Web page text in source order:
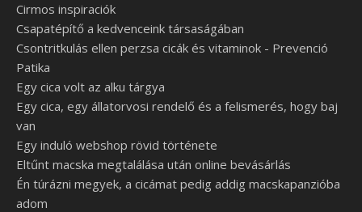
Cirmos inspiraciók
Csapatépítő a kedvenceink társaságában
Csontritkulás ellen perzsa cicák és vitaminok - Prevenció
Patika
Egy cica volt az alku tárgya
Egy cica, egy állatorvosi rendelő és a felismerés, hogy baj
van
Egy induló webshop rövid története
Eltűnt macska megtalálása után online bevásárlás
Én túrázni megyek, a cicámat pedig addig macskapanzióba
adom